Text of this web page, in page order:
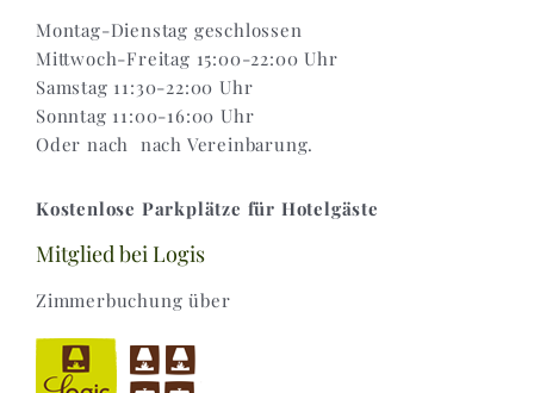
Montag-Dienstag geschlossen
Mittwoch-Freitag 15:00-22:00 Uhr
Samstag 11:30-22:00 Uhr
Sonntag 11:00-16:00 Uhr
Oder nach nach Vereinbarung.
Kostenlose Parkplätze für Hotelgäste
Mitglied bei Logis
Zimmerbuchung über